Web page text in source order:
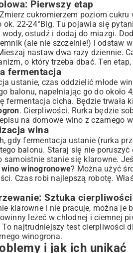
Pierwszy etap
cukromierzem poziom
22-24°Blg. Tu pojawia się
wody, ostudź i dodaj do miazgi.
(ale nie szczelnie!) i odstaw
nastaw dwa razy dziennie.
o który trzeba dbać. Ten
fermentacja
ustanie, czas oddzielić młode
balonu, napełniając go do
fermentacja cicha. Będzie
. Cierpliwości. Rurka będzie
na domowe wino z czarnego
wina
gdy fermentacja ustanie (rurka
balonu. Staraj się nie
samoistnie stanie się klarowne.
winogronowe? Można użyć
Czas robi najlepszą robotę.
Sztuka cierpliwości
klarowne i nie pracuje, można
leżeć w chłodnej i ciemnej
najtrudniejszy test cierpliwości
winogrona.
i jak ich unikać